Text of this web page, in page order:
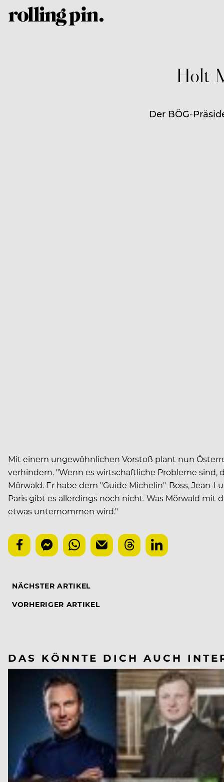
Holt
Der BÖG-
Mit einem ungewöhnlichen Vorstoß plant nun
verhindern. "Wenn es wirtschaftliche Probleme sind,
Mörwald. Er habe dem "Guide Michelin"-Boss,
Paris gibt es allerdings noch nicht. Was Mörwald
etwas unternommen wird."
NÄCHSTER ARTIKEL
VORHERIGER ARTIKEL
DAS KÖNNTE DICH AUCH